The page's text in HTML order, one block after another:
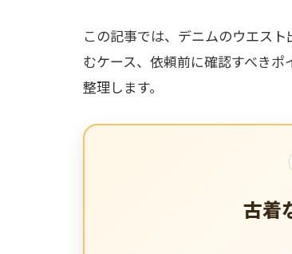
この記事では、デニムのウエス
むケース、依頼前に確認すべき
整理します。
古着